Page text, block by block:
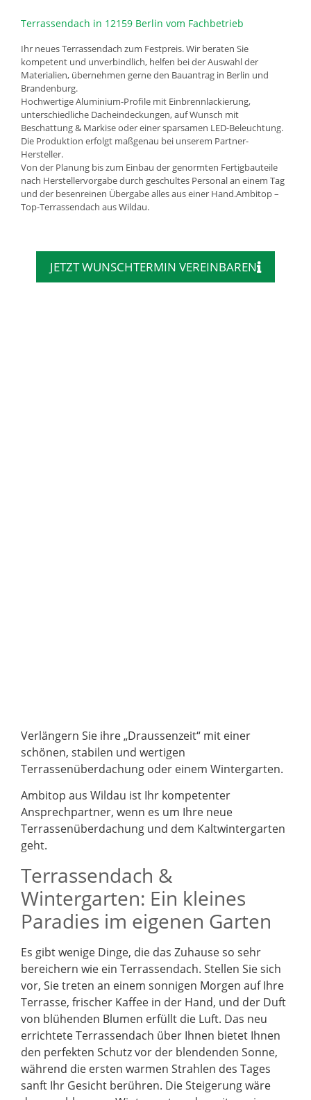
Terrassendach in 12159 Berlin vom Fachbetrieb
Ihr neues Terrassendach zum Festpreis. Wir beraten Sie
kompetent und unverbindlich, helfen bei der Auswahl der
Materialien, übernehmen gerne den Bauantrag in Berlin und
Brandenburg.
Hochwertige Aluminium-Profile mit Einbrennlackierung,
unterschiedliche Dacheindeckungen, auf Wunsch mit
Beschattung & Markise oder einer sparsamen LED-Beleuchtung.
Die Produktion erfolgt maßgenau bei unserem Partner-
Hersteller.
Von der Planung bis zum Einbau der genormten Fertigbauteile
nach Herstellervorgabe durch geschultes Personal an einem Tag
und der besenreinen Übergabe alles aus einer Hand.Ambitop –
Top-Terrassendach aus Wildau.
JETZT WUNSCHTERMIN VEREINBAREN
Verlängern Sie ihre „Draussenzeit“ mit einer
schönen, stabilen und wertigen
Terrassenüberdachung oder einem Wintergarten.
Ambitop aus Wildau ist Ihr kompetenter
Ansprechpartner, wenn es um Ihre neue
Terrassenüberdachung und dem Kaltwintergarten
geht.
Terrassendach &
Wintergarten: Ein kleines
Paradies im eigenen Garten
Es gibt wenige Dinge, die das Zuhause so sehr
bereichern wie ein Terrassendach. Stellen Sie sich
vor, Sie treten an einem sonnigen Morgen auf Ihre
Terrasse, frischer Kaffee in der Hand, und der Duft
von blühenden Blumen erfüllt die Luft. Das neu
errichtete Terrassendach über Ihnen bietet Ihnen
den perfekten Schutz vor der blendenden Sonne,
während die ersten warmen Strahlen des Tages
sanft Ihr Gesicht berühren. Die Steigerung wäre